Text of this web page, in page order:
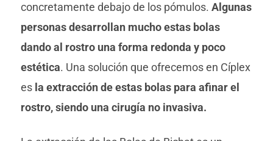
concretamente debajo de los pómulos. Algunas
personas desarrollan mucho estas bolas
dando al rostro una forma redonda y poco
estética. Una solución que ofrecemos en Cíplex
es la extracción de estas bolas para afinar el
rostro, siendo una cirugía no invasiva.